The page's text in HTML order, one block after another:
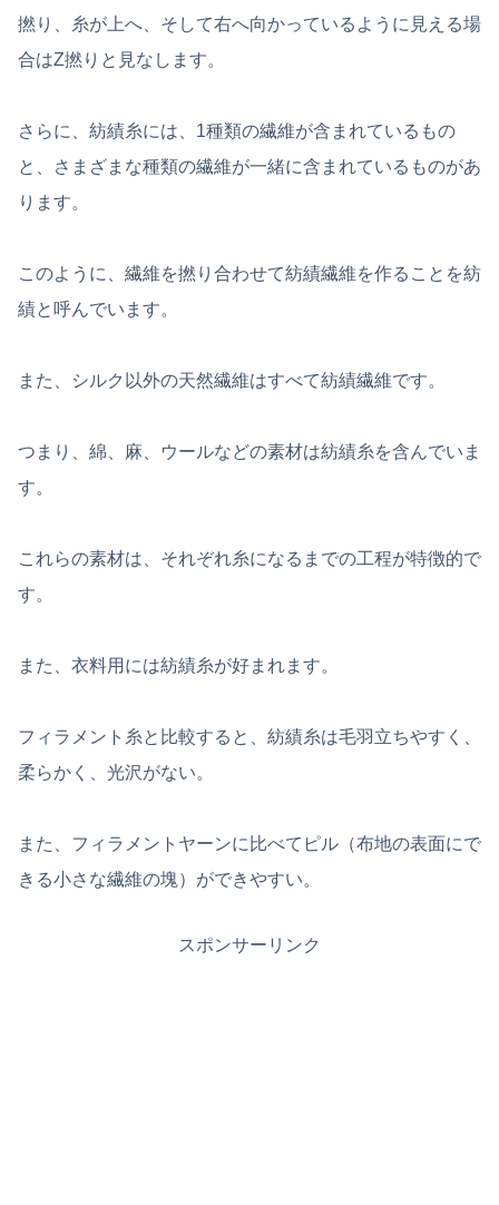
撚り、糸が上へ、そして右へ向かっているように見える場
合はZ撚りと見なします。
さらに、紡績糸には、1種類の繊維が含まれているもの
と、さまざまな種類の繊維が一緒に含まれているものがあ
ります。
このように、繊維を撚り合わせて紡績繊維を作ることを紡
績と呼んでいます。
また、シルク以外の天然繊維はすべて紡績繊維です。
つまり、綿、麻、ウールなどの素材は紡績糸を含んでいま
す。
これらの素材は、それぞれ糸になるまでの工程が特徴的で
す。
また、衣料用には紡績糸が好まれます。
フィラメント糸と比較すると、紡績糸は毛羽立ちやすく、
柔らかく、光沢がない。
また、フィラメントヤーンに比べてピル（布地の表面にで
きる小さな繊維の塊）ができやすい。
スポンサーリンク